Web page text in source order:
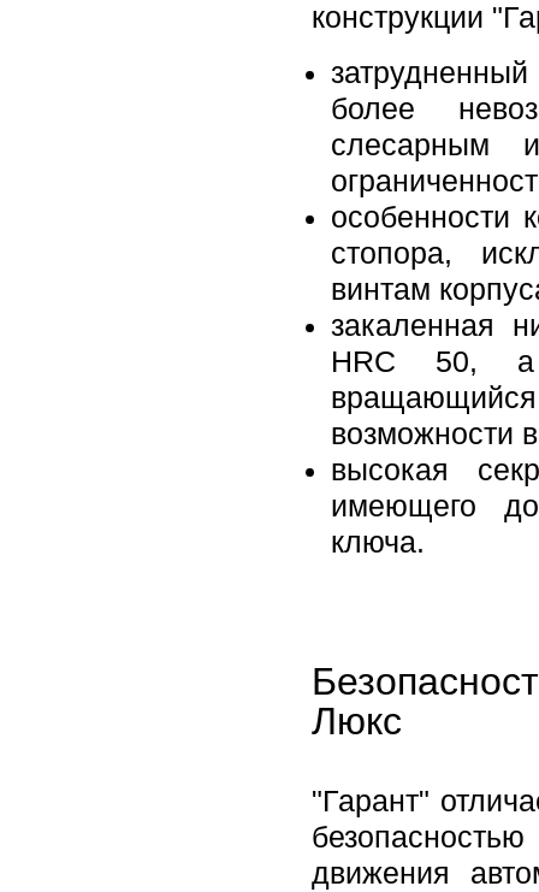
конструкции
более
слесарным
особенности
стопора,
винтам
закаленная
HRC 50, а
возможности
высокая
имеющего
ключа.
Люкс
"Гарант"
движения